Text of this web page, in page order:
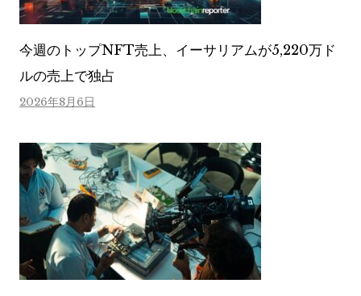
今週のトップNFT売上、イーサリアムが5,220万ド
ルの売上で独占
2026年8月6日